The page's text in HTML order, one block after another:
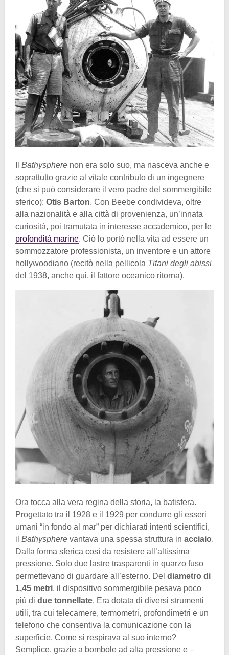
Bathysphere non era solo suo, ma nasceva anche e
soprattutto grazie al vitale contributo di un ingegnere
(che si può considerare il vero padre del sommergibile
sferico): Otis Barton. Con Beebe condivideva, oltre
alla nazionalità e alla città di provenienza, un’innata
curiosità, poi tramutata in interesse accademico, per le
profondità marine. Ciò lo portò nella vita ad essere un
sommozzatore professionista, un inventore e un attore
hollywoodiano (recitò nella pellicola Titani degli abissi
del 1938, anche qui, il fattore oceanico ritorna).
Ora tocca alla vera regina della storia, la batisfera.
Progettato tra il 1928 e il 1929 per condurre gli esseri
umani “in fondo al mar” per dichiarati intenti scientifici,
il Bathysphere vantava una spessa struttura in acciaio.
Dalla forma sferica così da resistere all’altissima
pressione. Solo due lastre trasparenti in quarzo fuso
permettevano di guardare all’esterno. Del diametro di
1,45 metri, il dispositivo sommergibile pesava poco
più di due tonnellate. Era dotata di diversi strumenti
utili, tra cui telecamere, termometri, profondimetri e un
telefono che consentiva la comunicazione con la
superficie. Come si respirava al suo interno?
Semplice, grazie a bombole ad alta pressione e –